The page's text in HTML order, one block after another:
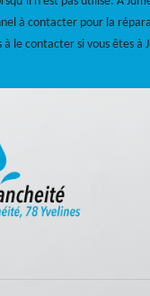
à contacter pour la
à le contacter si vous êtes à